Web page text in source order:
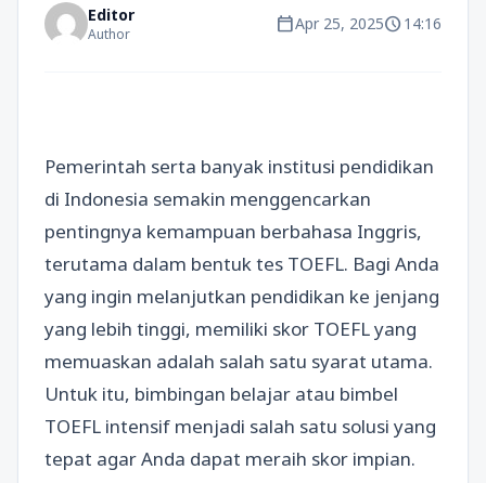
Editor
Author calendar_todayApr 25, 2025schedule14:16
Pemerintah serta banyak institusi pendidikan
di Indonesia semakin menggencarkan
pentingnya kemampuan berbahasa Inggris,
terutama dalam bentuk tes TOEFL. Bagi Anda
yang ingin melanjutkan pendidikan ke jenjang
yang lebih tinggi, memiliki skor TOEFL yang
memuaskan adalah salah satu syarat utama.
Untuk itu, bimbingan belajar atau bimbel
TOEFL intensif menjadi salah satu solusi yang
tepat agar Anda dapat meraih skor impian.